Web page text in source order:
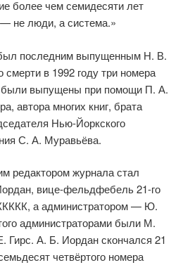
более чем семидесяти лет
не люди, а система.»
последним выпущенным Н. В.
в 1992 году три номера
были выпу­щены при помощи П. А.
автора многих книг, брата
Нью-Йоркского
С. А. Муравьёва.
редактором журнала стал
вице-фельдфебель 21-го
а администратором — Ю.
администраторами были М.
Гирс. А. Б. Иордан скончался 21
четвёртого номера